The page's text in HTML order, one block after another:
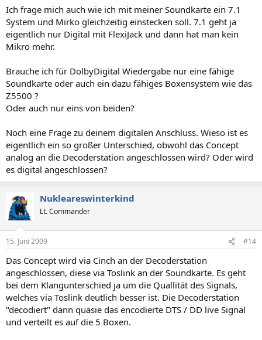
Ich frage mich auch wie ich mit meiner Soundkarte ein 7.1
System und Mirko gleichzeitig einstecken soll. 7.1 geht ja
eigentlich nur Digital mit FlexiJack und dann hat man kein
Mikro mehr.
Brauche ich für DolbyDigital Wiedergabe nur eine fähige
Soundkarte oder auch ein dazu fähiges Boxensystem wie das
Z5500 ?
Oder auch nur eins von beiden?
Noch eine Frage zu deinem digitalen Anschluss. Wieso ist es
eigentlich ein so großer Unterschied, obwohl das Concept
analog an die Decoderstation angeschlossen wird? Oder wird
es digital angeschlossen?
Nukleareswinterkind
Lt. Commander
15. Juni 2009 #14
Das Concept wird via Cinch an der Decoderstation
angeschlossen, diese via Toslink an der Soundkarte. Es geht
bei dem Klangunterschied ja um die Quallität des Signals,
welches via Toslink deutlich besser ist. Die Decoderstation
"decodiert" dann quasie das encodierte DTS / DD live Signal
und verteilt es auf die 5 Boxen.